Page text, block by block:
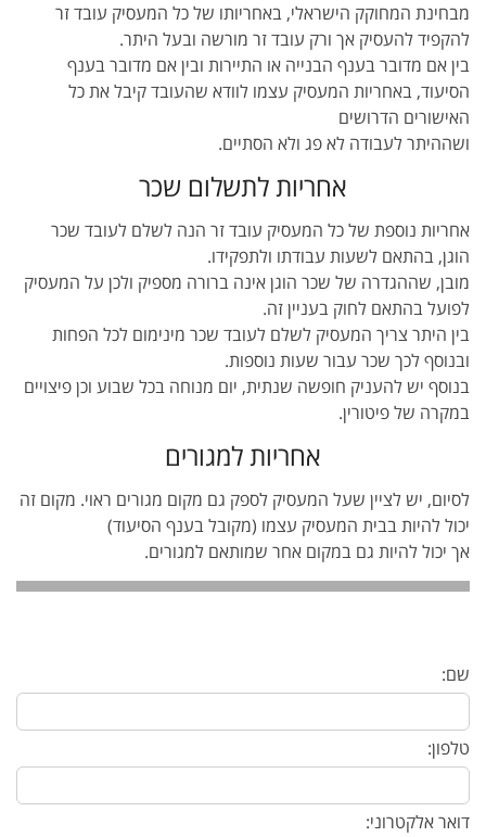
מבחינת המחוקק הישראלי, באחריותו של כל המעסיק עובד זר
להקפיד להעסיק אך ורק עובד זר מורשה ובעל היתר.
בין אם מדובר בענף הבנייה או התיירות ובין אם מדובר בענף
הסיעוד, באחריות המעסיק עצמו לוודא שהעובד קיבל את כל
האישורים הדרושים
ושההיתר לעבודה לא פג ולא הסתיים.
אחריות לתשלום שכר
אחריות נוספת של כל המעסיק עובד זר הנה לשלם לעובד שכר
הוגן, בהתאם לשעות עבודתו ולתפקידו.
מובן, שההגדרה של שכר הוגן אינה ברורה מספיק ולכן על המעסיק
לפועל בהתאם לחוק בעניין זה.
בין היתר צריך המעסיק לשלם לעובד שכר מינימום לכל הפחות
ובנוסף לכך שכר עבור שעות נוספות.
בנוסף יש להעניק חופשה שנתית, יום מנוחה בכל שבוע וכן פיצויים
במקרה של פיטורין.
אחריות למגורים
לסיום, יש לציין שעל המעסיק לספק גם מקום מגורים ראוי. מקום זה
יכול להיות בבית המעסיק עצמו (מקובל בענף הסיעוד)
אך יכול להיות גם במקום אחר שמותאם למגורים.
שם:
טלפון:
דואר אלקטרוני: